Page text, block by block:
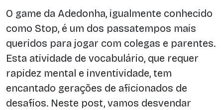
O game da Adedonha, igualmente conhecido
como Stop, é um dos passatempos mais
queridos para jogar com colegas e parentes.
Esta atividade de vocabulário, que requer
rapidez mental e inventividade, tem
encantado gerações de aficionados de
desafios. Neste post, vamos desvendar